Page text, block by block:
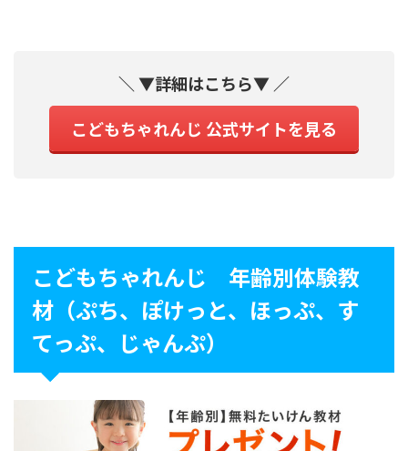
＼ ▼詳細はこちら▼ ／
こどもちゃれんじ 公式サイトを見る
こどもちゃれんじ 年齢別体験教
材（ぷち、ぽけっと、ほっぷ、す
てっぷ、じゃんぷ）